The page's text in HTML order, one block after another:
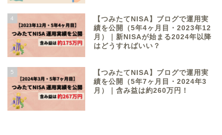
4
【つみたてNISA】ブログで運用実
績を公開（5年4ヶ月目・2023年12
月）｜新NISAが始まる2024年以降
はどうすればいい？
5
【つみたてNISA】ブログで運用実
績を公開（5年7ヶ月目・2024年3
月）｜含み益は約260万円！